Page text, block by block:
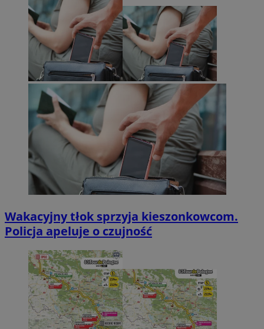
Wakacyjny tłok sprzyja kieszonkowcom.
Policja apeluje o czujność